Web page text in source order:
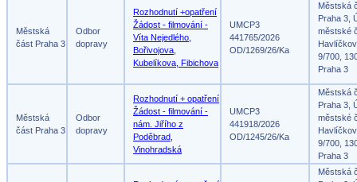
Městská
část Praha 3
Odbor
dopravy
Rozhodnutí +opatření
Žádost - filmování -
Víta Nejedlého,
Bořivojova,
Kubelíkova, Fibichova
UMCP3
441765/2026
OD/1269/26/Ka
Městská
Praha 3,
městské
9/700,
Praha 3
Městská
část Praha 3
Odbor
dopravy
Rozhodnutí + opatření
Žádost - filmování -
nám. Jiřího z
Poděbrad,
Vinohradská
UMCP3
441918/2026
OD/1245/26/Ka
Městská
Praha 3,
městské
9/700,
Praha 3
Městská